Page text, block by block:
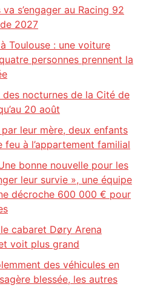
s’engager au Racing 92
2027
Toulouse : une voiture
personnes prennent la
nocturnes de la Cité de
20 août
leur mère, deux enfants
à l’appartement familial
bonne nouvelle pour les
leur survie », une équipe
décroche 600 000 € pour
cabaret Døry Arena
voit plus grand
des véhicules en
blessée, les autres